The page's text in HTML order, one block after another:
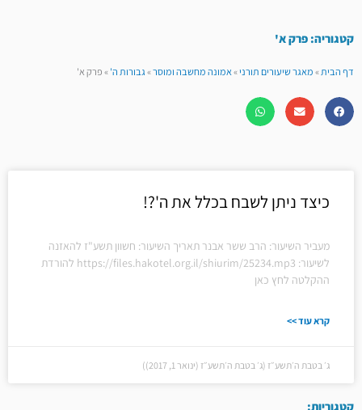
קטגוריה: פרק א'
דף הבית»מאגר שיעורים תורני»אמונה מחשבה ומוסר»גבורות ה'»פרק א'
כיצד ניתן לשבח בכלל את ה'?!
מעביר השיעור: הרב ששר אבנר תאריך השיעור: חשוון תשע"ז להאזנה
לשיעור: https://files.hakotel.org.il/shiurim/25234.mp3 להורדת
ההקלטה לחץ כאן
קרא עוד >>
ג׳ בטבת ה׳תשע״ז (ג׳ בטבת ה׳תשע״ז (ינואר 1, 2017))
קטגוריות: